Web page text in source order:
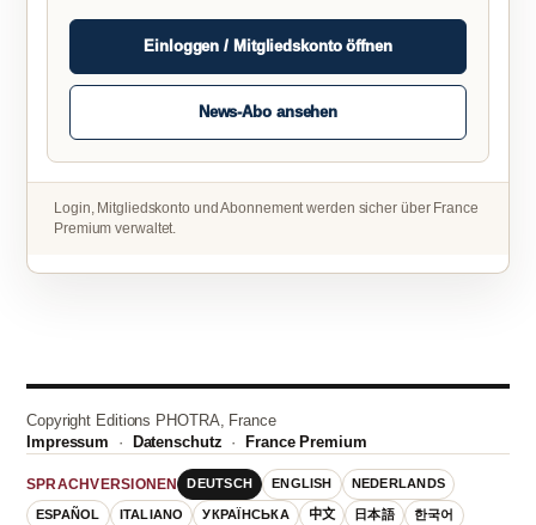
Einloggen / Mitgliedskonto öffnen
News-Abo ansehen
Login, Mitgliedskonto und Abonnement werden sicher über France
Premium verwaltet.
Copyright Editions PHOTRA, France
Impressum · Datenschutz ·France Premium
SPRACHVERSIONEN DEUTSCH ENGLISH NEDERLANDS
ESPAÑOL ITALIANO УКРАЇНСЬКА 中文 日本語 한국어